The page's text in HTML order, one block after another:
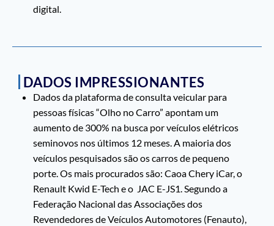
digital.
DADOS IMPRESSIONANTES
Dados da plataforma de consulta veicular para
pessoas físicas “Olho no Carro” apontam um
aumento de 300% na busca por veículos elétricos
seminovos nos últimos 12 meses. A maioria dos
veículos pesquisados são os carros de pequeno
porte. Os mais procurados são: Caoa Chery iCar, o
Renault Kwid E-Tech e o JAC E-JS1. Segundo a
Federação Nacional das Associações dos
Revendedores de Veículos Automotores (Fenauto),